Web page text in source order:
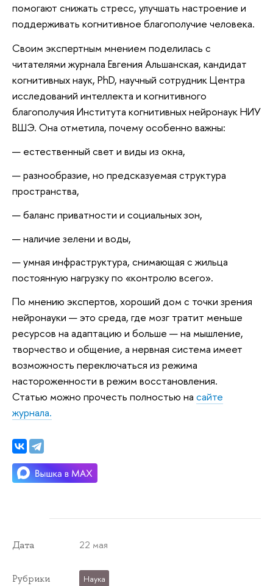
помогают снижать стресс, улучшать настроение и
поддерживать когнитивное благополучие человека.
Своим экспертным мнением поделилась с
читателями журнала Евгения Альшанская, кандидат
когнитивных наук, PhD, научный сотрудник Центра
исследований интеллекта и когнитивного
благополучия Института когнитивных нейронаук НИУ
ВШЭ. Она отметила, почему особенно важны:
естественный свет и виды из окна,
разнообразие, но предсказуемая структура
пространства,
баланс приватности и социальных зон,
наличие зелени и воды,
умная инфраструктура, снимающая с жильца
постоянную нагрузку по «контролю всего».
По мнению экспертов, хороший дом с точки зрения
нейронауки — это среда, где мозг тратит меньше
ресурсов на адаптацию и больше — на мышление,
творчество и общение, а нервная система имеет
возможность переключаться из режима
настороженности в режим восстановления.
Статью можно прочесть полностью на сайте
журнала.
Дата 22 мая
Рубрики Наука